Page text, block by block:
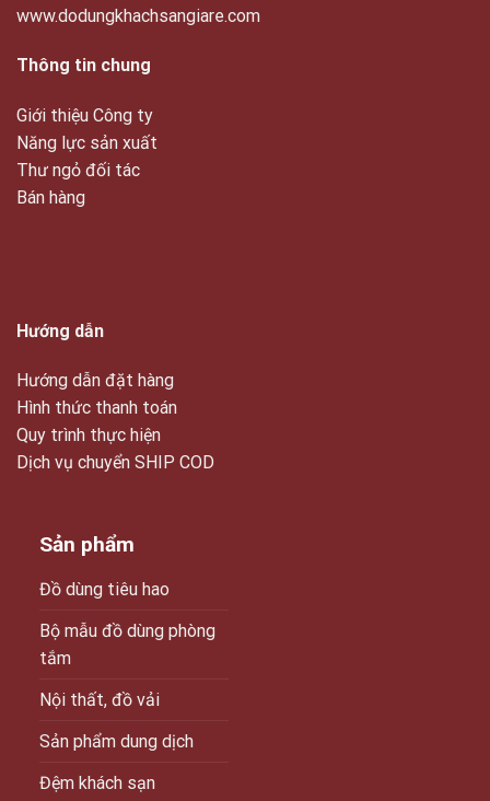
www.dodungkhachsangiare.com
Thông tin chung
Giới thiệu Công ty
Năng lực sản xuất
Thư ngỏ đối tác
Bán hàng
Hướng dẫn
Hướng dẫn đặt hàng
Hình thức thanh toán
Quy trình thực hiện
Dịch vụ chuyển SHIP COD
Sản phẩm
Đồ dùng tiêu hao
Bộ mẫu đồ dùng phòng
tắm
Nội thất, đồ vải
Sản phẩm dung dịch
Đệm khách sạn